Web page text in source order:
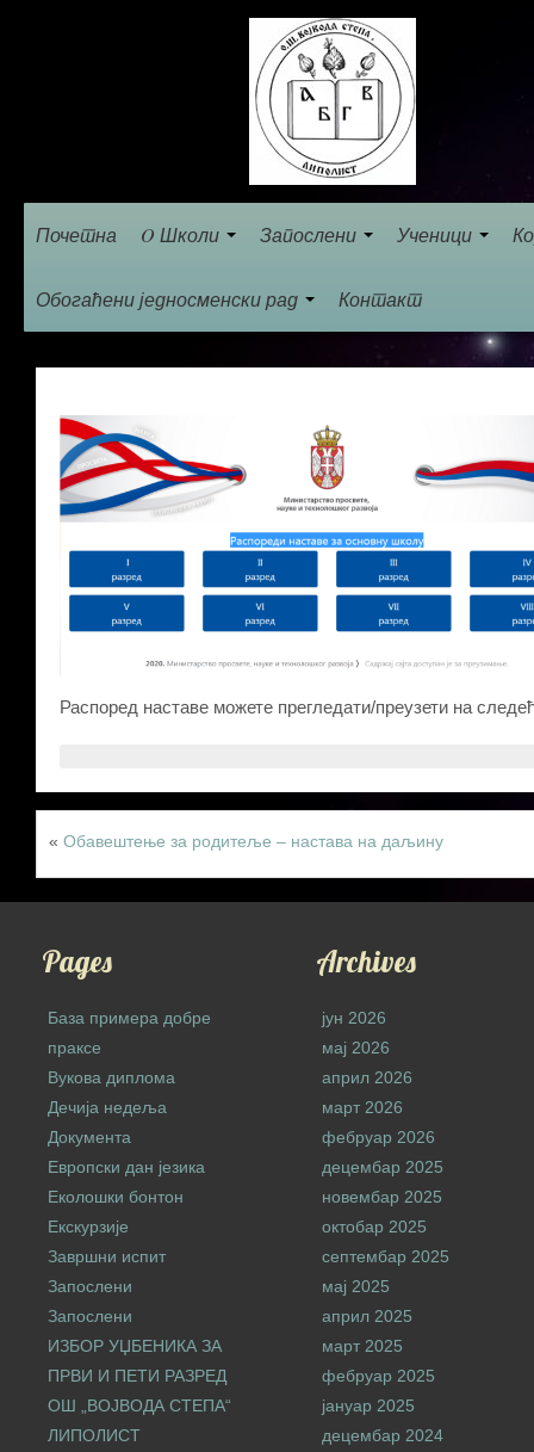
Почетна O Школи Запослени Ученици
Обогаћени једносменски рад Контакт
Распоред наставе можете прегледати/преузети на
« Обавештење за родитеље – настава на даљину
Pages
База примера добре
праксе
Вукова диплома
Дечија недеља
Документа
Европски дан језика
Еколошки бонтон
Екскурзије
Завршни испит
Запослени
Запослени
ИЗБОР УЏБЕНИКА ЗА
ПРВИ И ПЕТИ РАЗРЕД
ОШ „ВОЈВОДА СТЕПА“
ЛИПОЛИСТ
Archives
јун 2026
мај 2026
април 2026
март 2026
фебруар 2026
децембар 2025
новембар 2025
октобар 2025
септембар 2025
мај 2025
април 2025
март 2025
фебруар 2025
јануар 2025
децембар 2024